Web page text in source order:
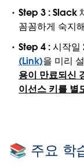
Step 3 :Slack
꼼꼼하게 숙지
Step 4 :시작일
(Link)을 미리
용이 만료되신
이선스 키를 별
📚 주요 학